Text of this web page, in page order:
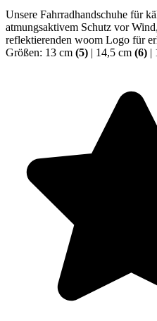
Unsere Fahrradhandschuhe für
atmungsaktivem Schutz vor
reflektierenden woom Logo für
Größen: 13 cm (5) | 14,5 cm (6) |